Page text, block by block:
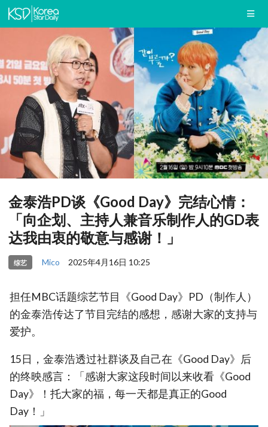
金泰浩PD谈《Good Day》完结心情：
「向企划、主持人兼音乐制作人的GD表
达我由衷的敬意与感谢！」
综艺 Mico 2025年4月16日 10:25
担任MBC话题综艺节目《Good Day》PD（制作人）
的金泰浩传达了节目完结的感想，感谢大家的支持与
爱护。
15日，金泰浩透过社群谈及自己在《Good Day》后
的终映感言：「感谢大家这段时间以来收看《Good
Day》！托大家的福，每一天都是真正的Good
Day！」